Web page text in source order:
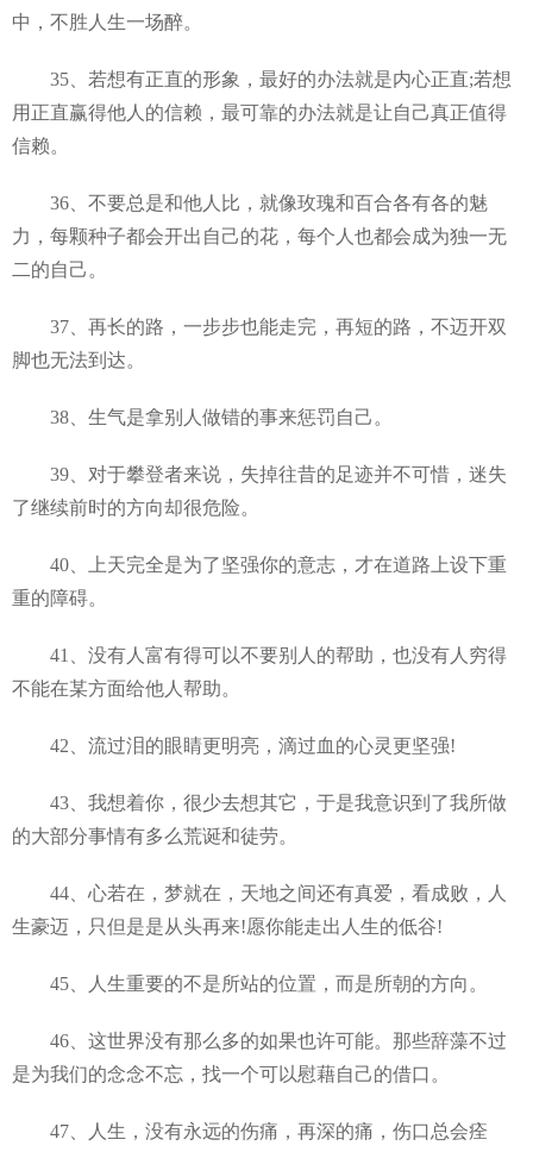
中，不胜人生一场醉。
35、若想有正直的形象，最好的办法就是内心正直;若想
用正直赢得他人的信赖，最可靠的办法就是让自己真正值得
信赖。
36、不要总是和他人比，就像玫瑰和百合各有各的魅
力，每颗种子都会开出自己的花，每个人也都会成为独一无
二的自己。
37、再长的路，一步步也能走完，再短的路，不迈开双
脚也无法到达。
38、生气是拿别人做错的事来惩罚自己。
39、对于攀登者来说，失掉往昔的足迹并不可惜，迷失
了继续前时的方向却很危险。
40、上天完全是为了坚强你的意志，才在道路上设下重
重的障碍。
41、没有人富有得可以不要别人的帮助，也没有人穷得
不能在某方面给他人帮助。
42、流过泪的眼睛更明亮，滴过血的心灵更坚强!
43、我想着你，很少去想其它，于是我意识到了我所做
的大部分事情有多么荒诞和徒劳。
44、心若在，梦就在，天地之间还有真爱，看成败，人
生豪迈，只但是是从头再来!愿你能走出人生的低谷!
45、人生重要的不是所站的位置，而是所朝的方向。
46、这世界没有那么多的如果也许可能。那些辞藻不过
是为我们的念念不忘，找一个可以慰藉自己的借口。
47、人生，没有永远的伤痛，再深的痛，伤口总会痊